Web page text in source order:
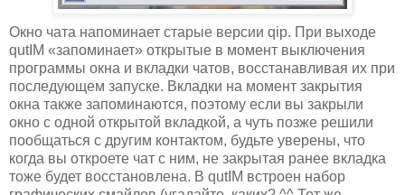
Окно чата напоминает старые версии qip. При выходе
qutIM «запоминает» открытые в момент выключения
программы окна и вкладки чатов, восстанавливая их при
последующем запуске. Вкладки на момент закрытия
окна также запоминаются, поэтому если вы закрыли
окно с одной открытой вкладкой, а чуть позже решили
пообщаться с другим контактом, будьте уверены, что
когда вы откроете чат с ним, не закрытая ранее вкладка
тоже будет восстановлена. В qutIM встроен набор